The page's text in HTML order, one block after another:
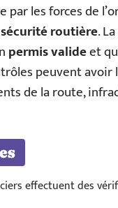
les forces de
sécurité routière.
permis valideet
peuvent avoir
de la route,
effectuent des